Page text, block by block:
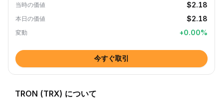
当時の価値 $2.18
本日の価値 $2.18
変動 +0.00%
今すぐ取引
TRON (TRX) について